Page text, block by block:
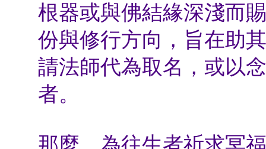
根器或與佛結緣深淺而
份與修行方向，旨在助
請法師代為取名，或以
者。
那麼，為往生者祈求冥